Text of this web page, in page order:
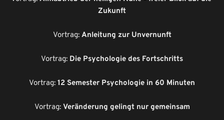
Zukunft
Vortrag: Anleitung zur Unvernunft
Vortrag: Die Psychologie des Fortschritts
Vortrag: 12 Semester Psychologie in 60 Minuten
Vortrag: Veränderung gelingt nur gemeinsam